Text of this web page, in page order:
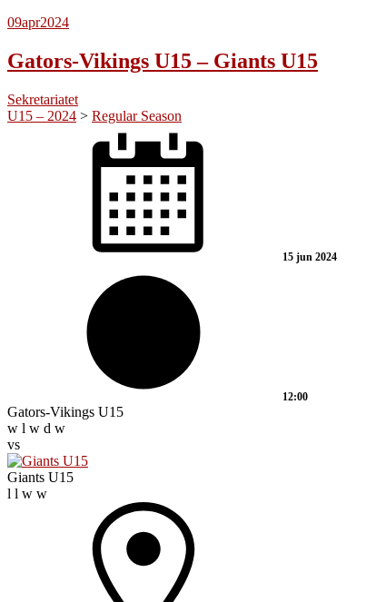
09apr2024
Gators-Vikings U15 – Giants U15
Sekretariatet
U15 – 2024 > Regular Season
15 jun 2024
12:00
Gators-Vikings U15
w l w d w
vs
Giants U15
l l w w